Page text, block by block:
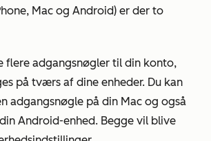
Mac og Android) er der to
flere adgangsnøgler til din konto,
på tværs af dine enheder. Du kan
adgangsnøgle på din Mac og også
Android-enhed. Begge vil blive